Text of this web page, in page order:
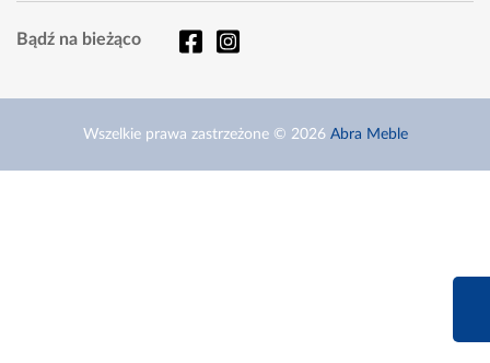
Bądź na bieżąco
Wszelkie prawa zastrzeżone © 2026 Abra Meble